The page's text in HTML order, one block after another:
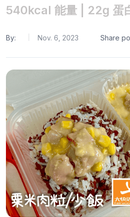
540kcal 能量 | 22g 蛋
By: Nov. 6, 2023 Share